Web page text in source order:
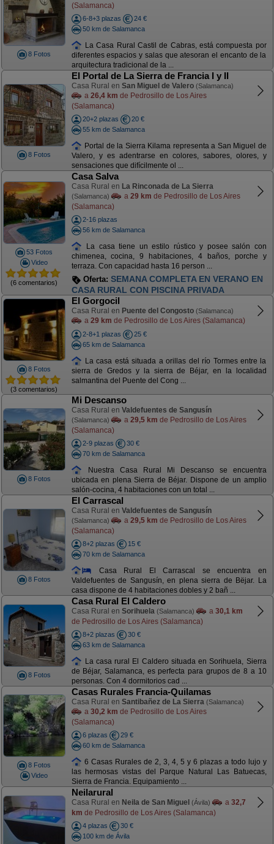
8 Fotos
(Salamanca)
6-8+3 plazas
24 €
50 km de Salamanca
La Casa Rural Castil de Cabras, está compuesta por
diferentes espacios y salas que atesoran el encanto de la
arquitectura tradicional de la ...
8 Fotos
El Portal de La Sierra de Francia I y II
Casa Rural en San Miguel de Valero (Salamanca)
a 26,4 km de Pedrosillo de Los Aires
(Salamanca)
20+2 plazas
20 €
55 km de Salamanca
Portal de la Sierra Kilama representa a San Miguel de
Valero, y es adentrarse en colores, sabores, olores, y
sensaciones que difícilmente ol ...
53 Fotos
Video
(6 comentarios)
Casa Salva
Casa Rural en La Rinconada de La Sierra
(Salamanca) a 29 km de Pedrosillo de Los Aires
(Salamanca)
2-16 plazas
56 km de Salamanca
La casa tiene un estilo rústico y posee salón con
chimenea, cocina, 9 habitaciones, 4 baños, porche y
terraza. Con capacidad hasta 16 person ...
Oferta: SEMANA COMPLETA EN VERANO EN
CASA RURAL CON PISCINA PRIVADA
8 Fotos
(3 comentarios)
El Gorgocil
Casa Rural en Puente del Congosto (Salamanca)
a 29 km de Pedrosillo de Los Aires (Salamanca)
2-8+1 plazas
25 €
65 km de Salamanca
La casa está situada a orillas del río Tormes entre la
sierra de Gredos y la sierra de Béjar, en la localidad
salmantina del Puente del Cong ...
8 Fotos
Mi Descanso
Casa Rural en Valdefuentes de Sangusín
(Salamanca) a 29,5 km de Pedrosillo de Los Aires
(Salamanca)
2-9 plazas
30 €
70 km de Salamanca
Nuestra Casa Rural Mi Descanso se encuentra
ubicada en plena Sierra de Béjar. Dispone de un amplio
salón-cocina, 4 habitaciones con un total ...
8 Fotos
El Carrascal
Casa Rural en Valdefuentes de Sangusín
(Salamanca) a 29,5 km de Pedrosillo de Los Aires
(Salamanca)
8+2 plazas
15 €
70 km de Salamanca
Casa Rural El Carrascal se encuentra en
Valdefuentes de Sangusín, en plena sierra de Bëjar. La
casa dispone de 4 habitaciones dobles y 2 bañ ...
8 Fotos
Casa Rural El Caldero
Casa Rural en Sorihuela (Salamanca) a 30,1 km
de Pedrosillo de Los Aires (Salamanca)
8+2 plazas
30 €
63 km de Salamanca
La casa rural El Caldero situada en Sorihuela, Sierra
de Béjar, Salamanca, es perfecta para grupos de 8 a 10
personas. Con 4 dormitorios cad ...
8 Fotos
Video
Casas Rurales Francia-Quilamas
Casa Rural en Santibañez de La Sierra (Salamanca)
a 30,2 km de Pedrosillo de Los Aires
(Salamanca)
6 plazas
29 €
60 km de Salamanca
6 Casas Rurales de 2, 3, 4, 5 y 6 plazas a todo lujo y
las hermosas vistas del Parque Natural Las Batuecas,
Sierra de Francia. Equipamiento ...
Neilarural
Casa Rural en Neila de San Miguel (Ávila) a 32,7
km de Pedrosillo de Los Aires (Salamanca)
4 plazas
30 €
100 km de Ávila